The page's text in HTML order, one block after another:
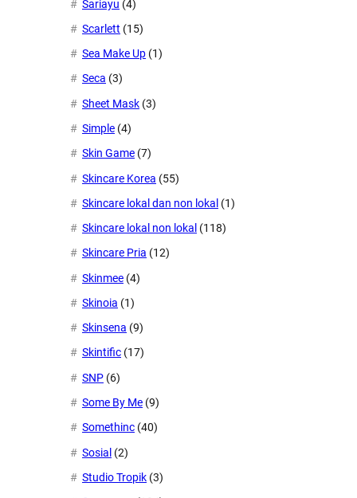
Sariayu (4)
Scarlett (15)
Sea Make Up (1)
Seca (3)
Sheet Mask (3)
Simple (4)
Skin Game (7)
Skincare Korea (55)
Skincare lokal dan non lokal (1)
Skincare lokal non lokal (118)
Skincare Pria (12)
Skinmee (4)
Skinoia (1)
Skinsena (9)
Skintific (17)
SNP (6)
Some By Me (9)
Somethinc (40)
Sosial (2)
Studio Tropik (3)